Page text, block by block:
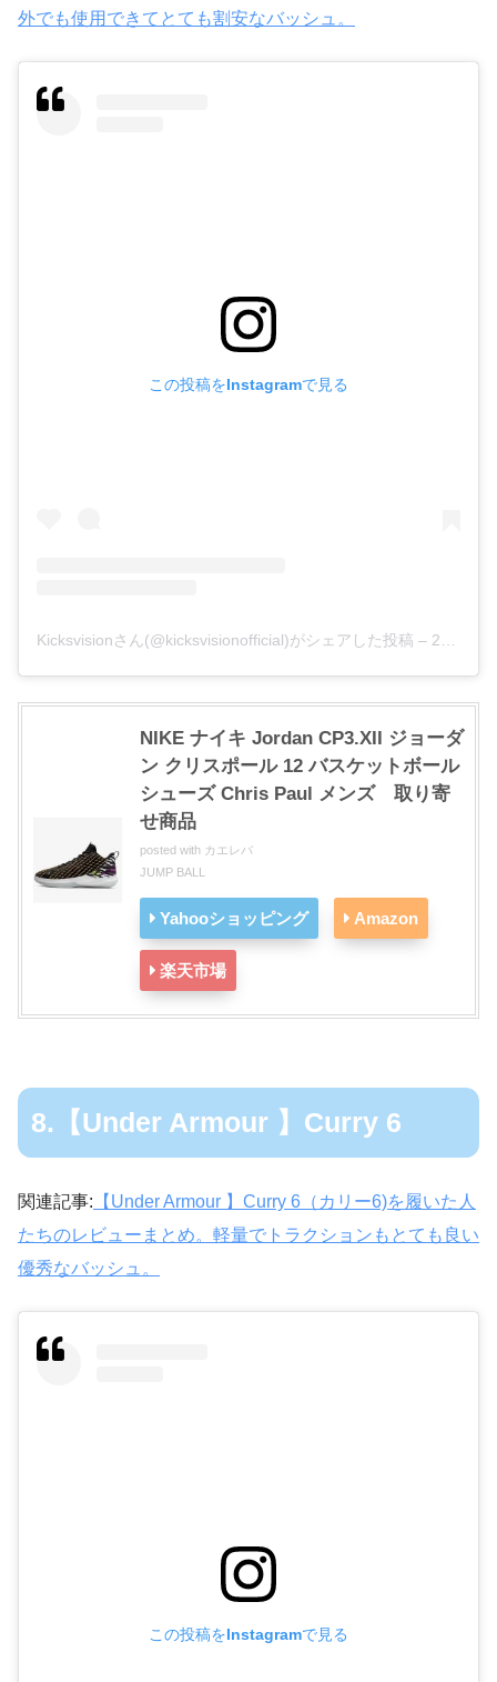
外でも使用できてとても割安なバッシュ。
この投稿をInstagramで見る
Kicksvisionさん(@kicksvisionofficial)がシェアした投稿 – 2019年 3月月21日午前1時20分PDT
NIKE ナイキ Jordan CP3.XII ジョーダ
ン クリスポール 12 バスケットボール
シューズ Chris Paul メンズ 取り寄
せ商品
posted with カエレバ
JUMP BALL
Yahooショッピング Amazon
楽天市場
8.【Under Armour 】Curry 6
関連記事: 【Under Armour 】Curry 6（カリー6)を履いた人
たちのレビューまとめ。軽量でトラクションもとても良い
優秀なバッシュ。
この投稿をInstagramで見る